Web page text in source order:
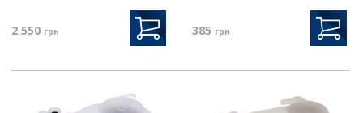
2 550 грн 385 грн